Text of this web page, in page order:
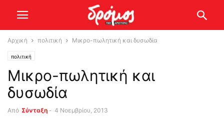
Αρχική πολιτική Μικρο-πωλητική και δυσωδία
πολιτική
Μικρο-πωλητική και
δυσωδία
Από Σύνταξη - 4 Νοεμβρίου, 2013